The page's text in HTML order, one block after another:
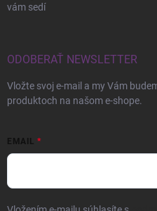
vám sedí
ODOBERAŤ NEWSLETTER
Vložte svoj e-mail a my Vám
produktoch na našom e-shope.
EMAIL